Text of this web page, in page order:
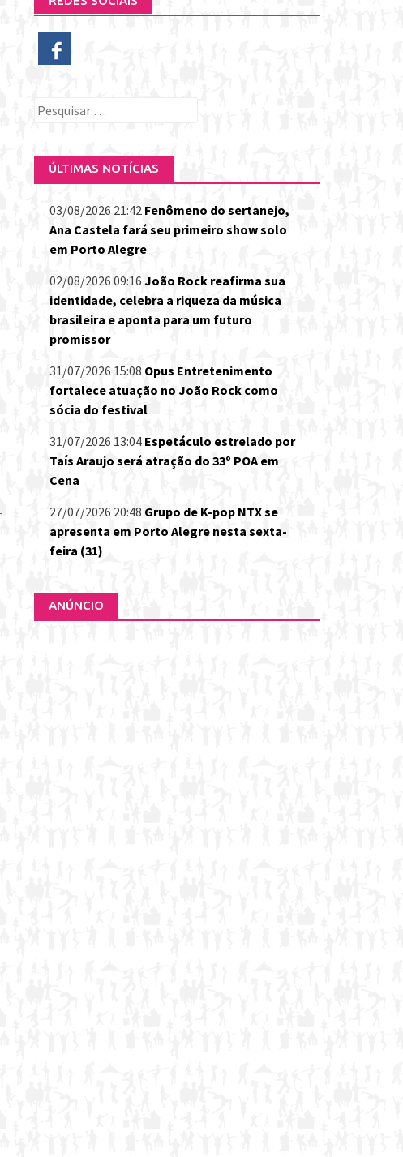
Pesquisar
ÚLTIMAS NOTÍCIAS
03/08/2026 21:42 Fenômeno do sertanejo,
Ana Castela fará seu primeiro show solo
em Porto Alegre
02/08/2026 09:16 João Rock reafirma sua
identidade, celebra a riqueza da música
brasileira e aponta para um futuro
promissor
31/07/2026 15:08 Opus Entretenimento
fortalece atuação no João Rock como
sócia do festival
31/07/2026 13:04 Espetáculo estrelado por
Taís Araujo será atração do 33º POA em
Cena
27/07/2026 20:48 Grupo de K-pop NTX se
apresenta em Porto Alegre nesta sexta-
feira (31)
ANÚNCIO